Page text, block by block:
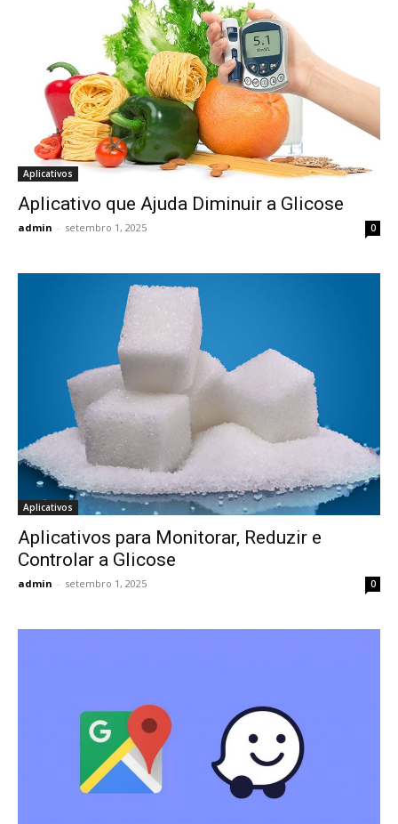
Aplicativos
Aplicativo que Ajuda Diminuir a Glicose
admin - setembro 1, 2025 0
Aplicativos
Aplicativos para Monitorar, Reduzir e
Controlar a Glicose
admin - setembro 1, 2025 0